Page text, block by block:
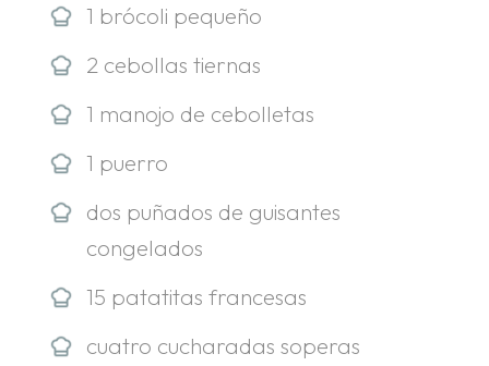
1 brócoli pequeño
2 cebollas tiernas
1 manojo de cebolletas
1 puerro
dos puñados de guisantes
congelados
15 patatitas francesas
cuatro cucharadas soperas